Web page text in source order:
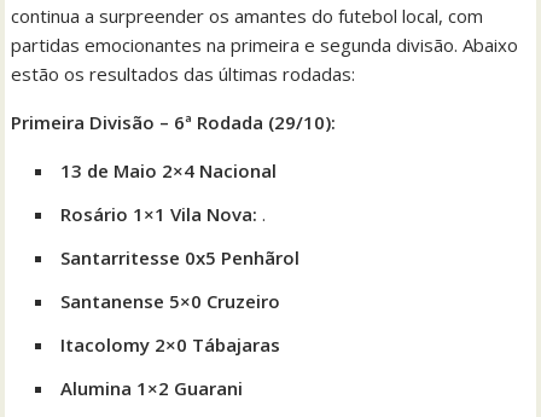
continua a surpreender os amantes do futebol local, com
partidas emocionantes na primeira e segunda divisão. Abaixo
estão os resultados das últimas rodadas:
Primeira Divisão – 6ª Rodada (29/10):
13 de Maio 2×4 Nacional
Rosário 1×1 Vila Nova: .
Santarritesse 0x5 Penhãrol
Santanense 5×0 Cruzeiro
Itacolomy 2×0 Tábajaras
Alumina 1×2 Guarani